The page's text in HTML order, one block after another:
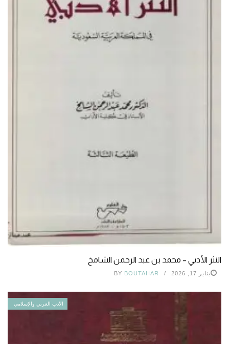
النثر الأدبي – محمد بن عبد الرحمن الشامخ
يناير 17, 2026 BY BOUTAHAR
الأدب العربي والإسلامي